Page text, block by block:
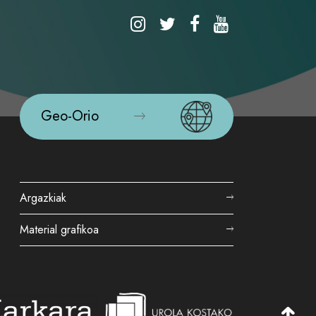
Geo-Orio
Argazkiak
Material grafikoa